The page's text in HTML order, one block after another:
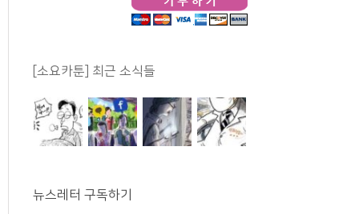
[소요카툰] 최근 소식들
뉴스레터 구독하기